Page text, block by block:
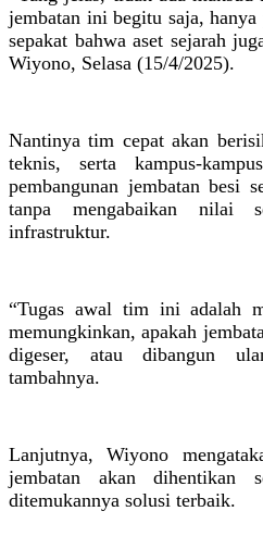
jembatan ini begitu saja,
sepakat bahwa aset sejarah
Wiyono, Selasa (15/4/2025).
Nantinya tim cepat akan
teknis, serta kampus-
pembangunan jembatan besi
tanpa mengabaikan nilai
infrastruktur.
“Tugas awal tim ini adalah
memungkinkan, apakah
digeser, atau dibangun
tambahnya.
Lanjutnya, Wiyono
jembatan akan dihentikan
ditemukannya solusi terbaik.